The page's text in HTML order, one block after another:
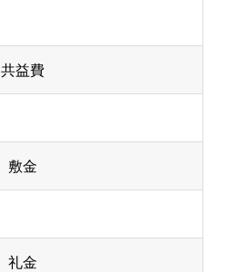
共益費
敷金
礼金